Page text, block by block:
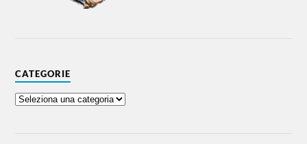
CATEGORIE